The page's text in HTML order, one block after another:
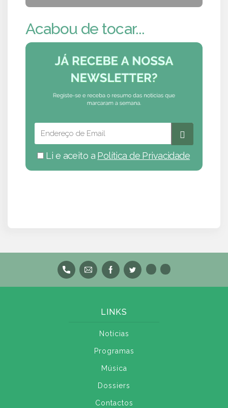
Acabou de tocar...
Li e aceito a Política de Privacidade
LINKS
Notícias
Programas
Música
Dossiers
Contactos